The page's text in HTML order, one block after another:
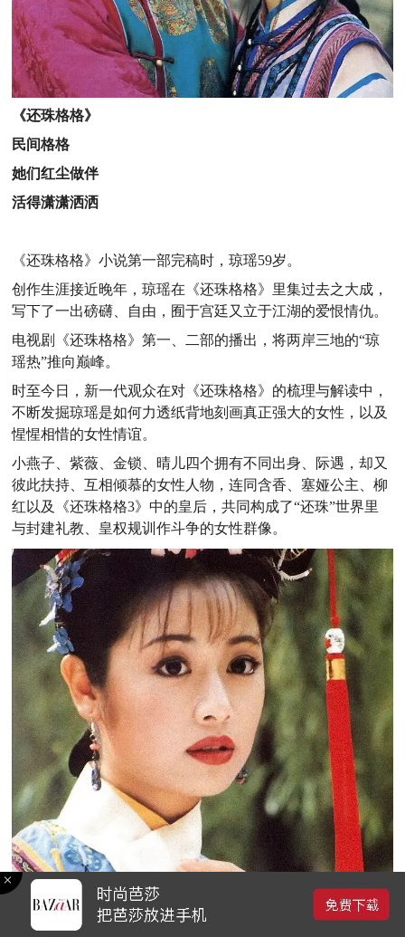
《还珠格格》
民间格格
她们红尘做伴
活得潇潇洒洒
《还珠格格》小说第一部完稿时，琼瑶59岁。
创作生涯接近晚年，琼瑶在《还珠格格》里集过去之大成，
写下了一出磅礴、自由，囿于宫廷又立于江湖的爱恨情仇。
电视剧《还珠格格》第一、二部的播出，将两岸三地的“琼
瑶热”推向巅峰。
时至今日，新一代观众在对《还珠格格》的梳理与解读中，
不断发掘琼瑶是如何力透纸背地刻画真正强大的女性，以及
惺惺相惜的女性情谊。
小燕子、紫薇、金锁、晴儿四个拥有不同出身、际遇，却又
彼此扶持、互相倾慕的女性人物，连同含香、塞娅公主、柳
红以及《还珠格格3》中的皇后，共同构成了“还珠”世界里
与封建礼教、皇权规训作斗争的女性群像。